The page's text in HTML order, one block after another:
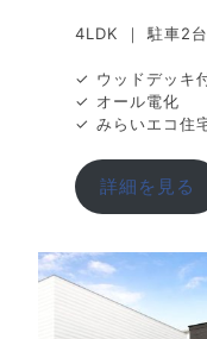
4LDK ｜ 駐車2台
✓ ウッドデッキ
✓ オール電化
✓ みらいエコ住
詳細を見る